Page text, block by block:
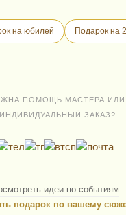
на юбилей Подарок на
ПОМОЩЬ МАСТЕРА ИЛИ
ИНДИВИДУАЛЬНЫЙ ЗАКАЗ?
идеи по событиям
подарок по вашему